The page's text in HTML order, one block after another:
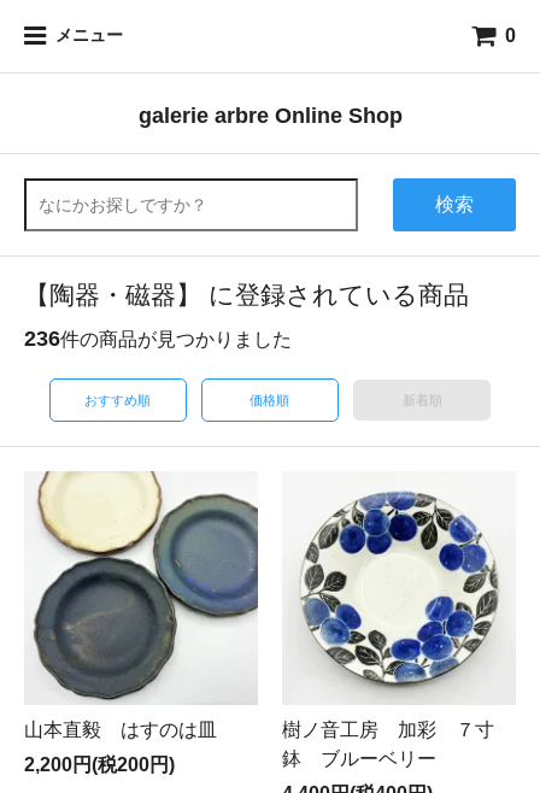
メニュー 0
galerie arbre Online Shop
検索
【陶器・磁器】 に登録されている商品
236件の商品が見つかりました
おすすめ順 価格順 新着順
山本直毅 はすのは皿
2,200円(税200円)
樹ノ音工房 加彩 ７寸
鉢 ブルーベリー